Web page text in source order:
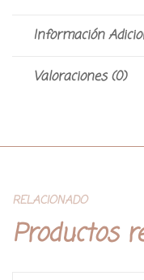
Información
Valoraciones (0)
RELACIONADO
Productos